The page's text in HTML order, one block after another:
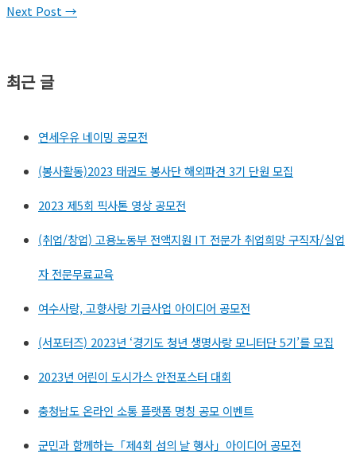
최근 글
연세우유 네이밍 공모전
(봉사활동)2023 태권도 봉사단 해외파견 3기 단원 모집
2023 제5회 픽사톤 영상 공모전
(취업/창업) 고용노동부 전액지원 IT 전문가 취업희망 구직자/실업
자 전문무료교육​
여수사랑, 고향사랑 기금사업 아이디어 공모전
(서포터즈) 2023년 ‘경기도 청년 생명사랑 모니터단 5기’를 모집
2023년 어린이 도시가스 안전포스터 대회
충청남도 온라인 소통 플랫폼 명칭 공모 이벤트
군민과 함께하는「제4회 섬의 날 행사」아이디어 공모전
Next Post →